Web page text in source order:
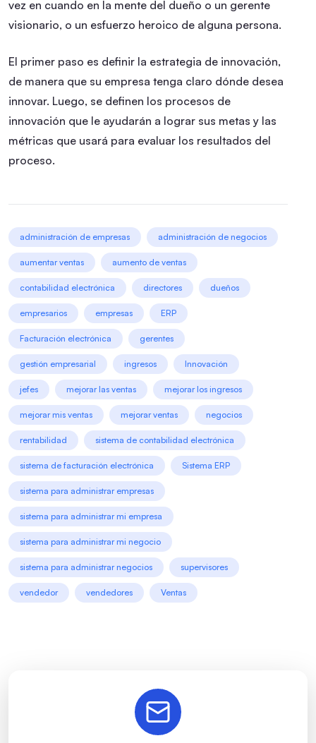
vez en cuando en la mente del dueño o un gerente
visionario, o un esfuerzo heroico de alguna persona.
El primer paso es definir la estrategia de innovación,
de manera que su empresa tenga claro dónde desea
innovar. Luego, se definen los procesos de
innovación que le ayudarán a lograr sus metas y las
métricas que usará para evaluar los resultados del
proceso.
administración de empresas administración de negocios
aumentar ventas aumento de ventas
contabilidad electrónica directores dueños
empresarios empresas ERP
Facturación electrónica gerentes
gestión empresarial ingresos Innovación
jefes mejorar las ventas mejorar los ingresos
mejorar mis ventas mejorar ventas negocios
rentabilidad sistema de contabilidad electrónica
sistema de facturación electrónica Sistema ERP
sistema para administrar empresas
sistema para administrar mi empresa
sistema para administrar mi negocio
sistema para administrar negocios supervisores
vendedor vendedores Ventas